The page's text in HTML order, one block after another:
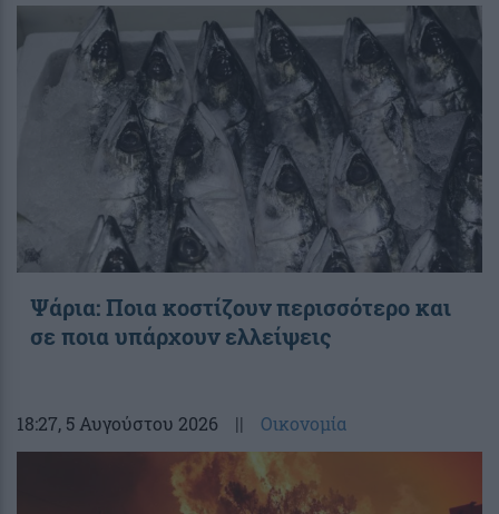
Ψάρια: Ποια κοστίζουν περισσότερο και
σε ποια υπάρχουν ελλείψεις
18:27, 5 Αυγούστου 2026 || Οικονομία